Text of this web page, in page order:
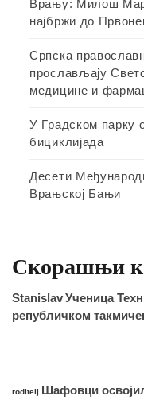
Врању: Милош
најбржи до
Српска
прослављају
медицине и
У Градском парку
бициклијада
Десети
Врањској Бањи
Скорашњи
StanislavУченица
републичком
roditelj Шафовци